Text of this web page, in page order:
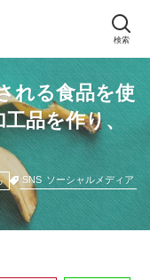
検索
れる食品を使
品を作り、
SNS ソーシャルメディア